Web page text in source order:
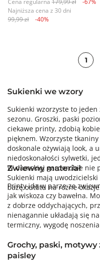
Cena regularna 179,99 zł
-67%
Najniższa cena z 30 dni
99,99 zł
-40%
1
Sukienki we wzory
Sukienki wzorzyste to
sezonu. Groszki, paski
ciekawe printy, zdobią
pięknem. Wzorzyste
doskonale ożywiają look, a
niedoskonałości sylwetki,
W damskiej garderobie nie
Sukienki mają
bazę outfitu na różne
Zwiewny materiał
Printy idą w parze ze
jak wiskoza czy bawełna.
z dobrze oddychających,
nienagannie układają się
termiczny, wygodę
Grochy, paski,
paisley